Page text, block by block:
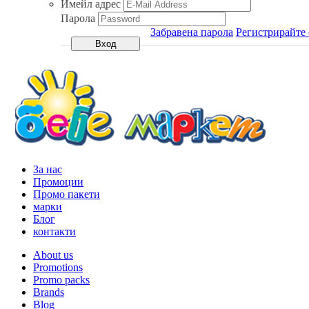
Имейл адрес
Парола
Забравена парола Регистрирайте
За нас
Промоции
Промо пакети
марки
Блог
контакти
About us
Promotions
Promo packs
Brands
Blog